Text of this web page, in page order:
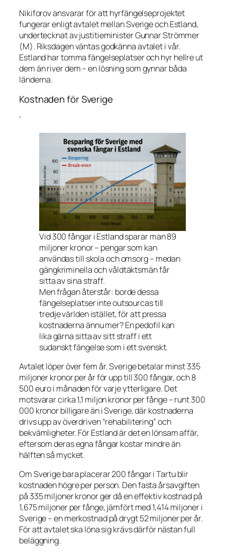
Nikiforov ansvarar för att hyrfängelseprojektet
fungerar enligt avtalet mellan Sverige och Estland,
undertecknat av justitieminister Gunnar Strömmer
(M). Riksdagen väntas godkänna avtalet i vår.
Estland har tomma fängelseplatser och hyr hellre ut
dem än river dem – en lösning som gynnar båda
länderna.
Kostnaden för Sverige
’
Vid 300 fångar i Estland sparar man 89
miljoner kronor – pengar som kan
användas till skola och omsorg – medan
gängkriminella och våldtäktsmän får
sitta av sina straff.
Men frågan återstår: borde dessa
fängelseplatser inte outsourcas till
tredje världen istället, för att pressa
kostnaderna ännu mer? En pedofil kan
lika gärna sitta av sitt straff i ett
sudanskt fängelse som i ett svenskt.
Avtalet löper över fem år. Sverige betalar minst 335
miljoner kronor per år för upp till 300 fångar, och 8
500 euro i månaden för varje ytterligare. Det
motsvarar cirka 1,1 miljon kronor per fånge – runt 300
000 kronor billigare än i Sverige, där kostnaderna
drivs upp av överdriven “rehabilitering” och
bekvämligheter. För Estland är det en lönsam affär,
eftersom deras egna fångar kostar mindre än
hälften så mycket.
Om Sverige bara placerar 200 fångar i Tartu blir
kostnaden högre per person. Den fasta årsavgiften
på 335 miljoner kronor ger då en effektiv kostnad på
1,675 miljoner per fånge, jämfört med 1,414 miljoner i
Sverige – en merkostnad på drygt 52 miljoner per år.
För att avtalet ska löna sig krävs därför nästan full
beläggning.